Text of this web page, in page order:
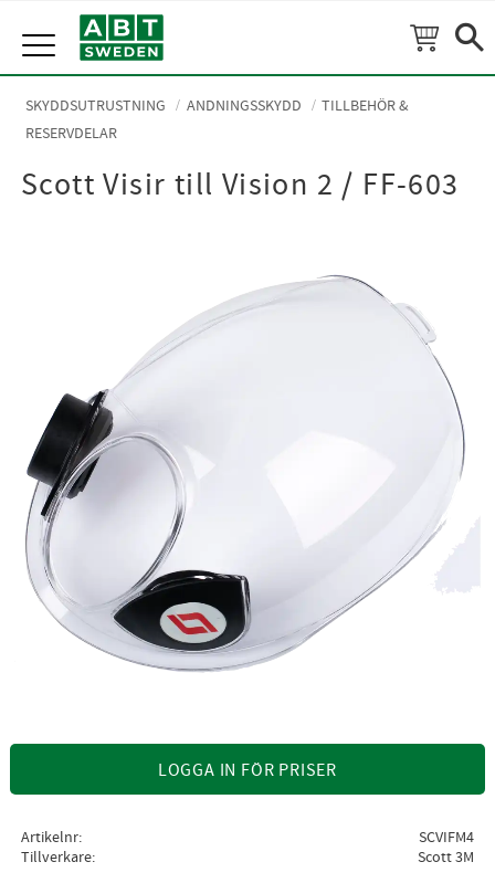
Meny
SKYDDSUTRUSTNING ANDNINGSSKYDD
TILLBEHÖR &
RESERVDELAR
Scott Visir till Vision 2 / FF-603
LOGGA IN FÖR PRISER
Artikelnr
SCVIFM4
Tillverkare
Scott 3M